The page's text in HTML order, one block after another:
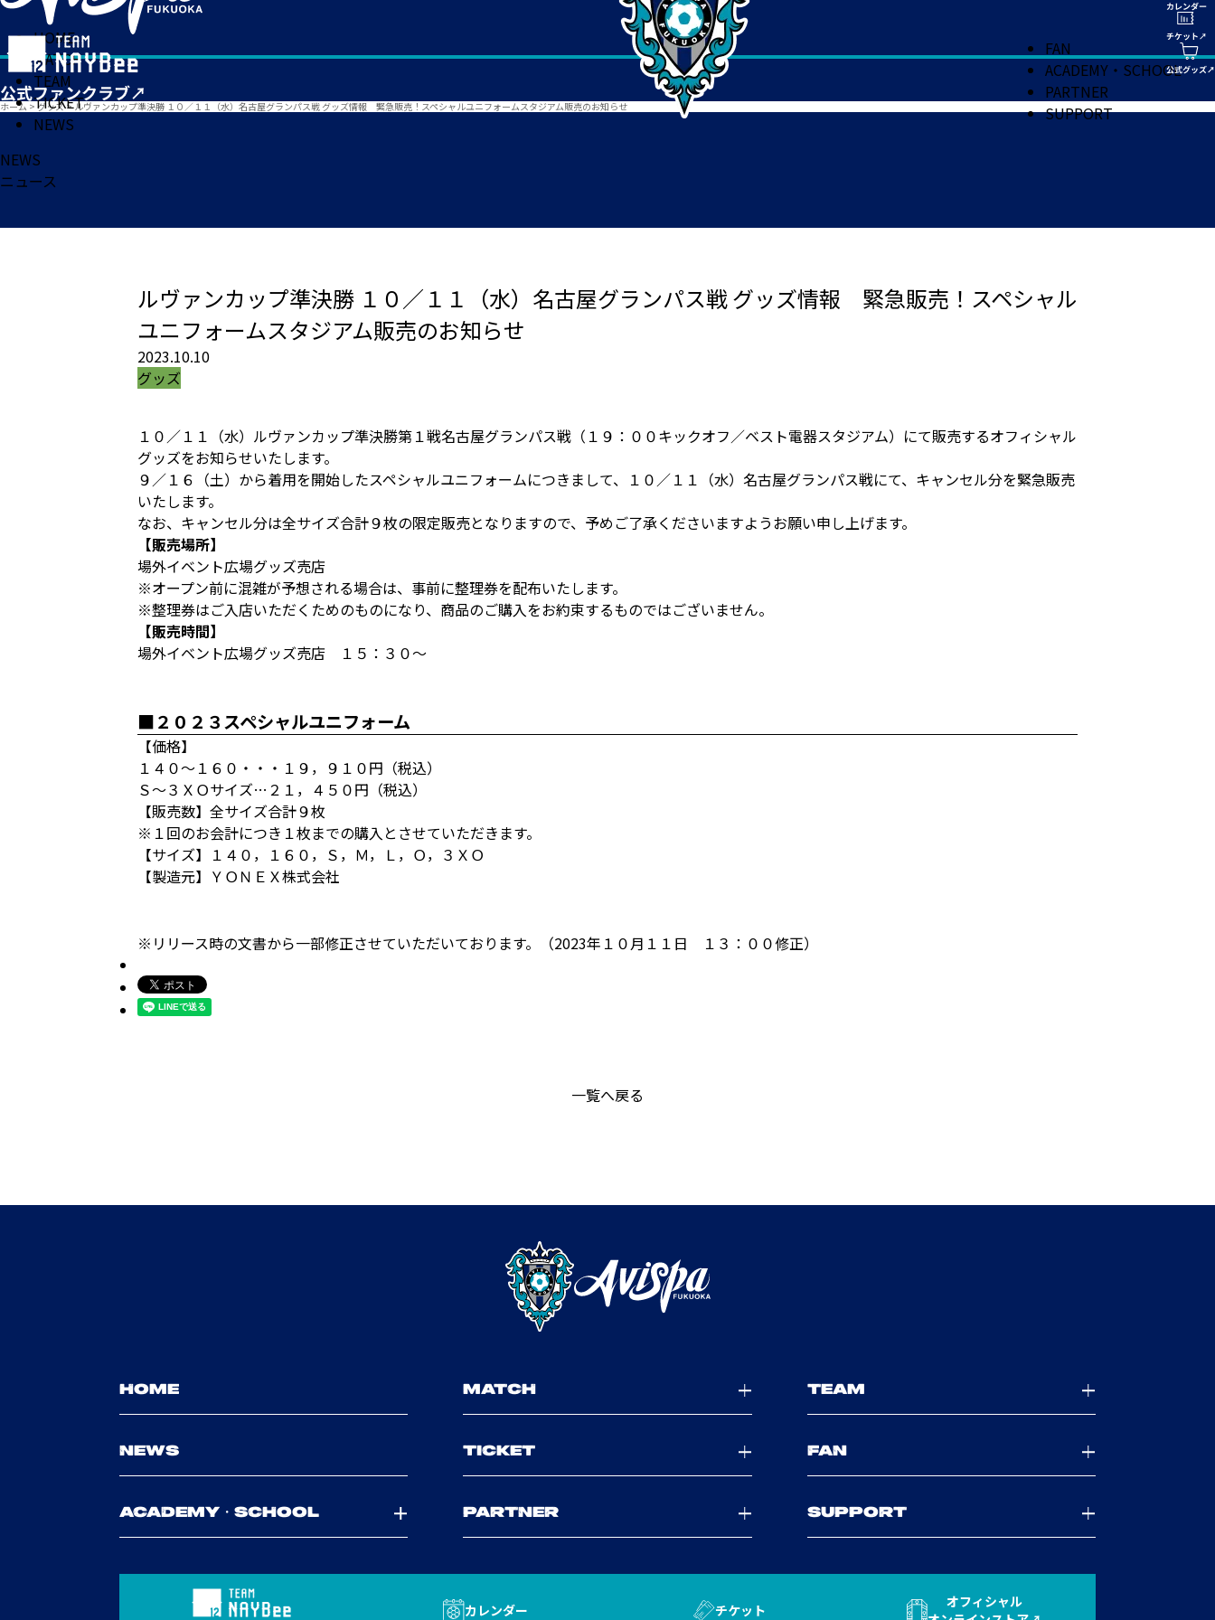
HOME
MATCH
TEAM
TICKET
NEWS
FAN
ACADEMY・SCHOOL
PARTNER
SUPPORT
ホーム > グッズ>ルヴァンカップ準決勝 １０／１１（水）名古屋グランパス戦 グッズ情報 緊急販売！スペシャルユニフォームスタジアム販売のお知らせ
NEWS
ニュース
ルヴァンカップ準決勝 １０／１１（水）名古屋グランパス戦 グッズ情報 緊急販売！スペシャル
ユニフォームスタジアム販売のお知らせ
2023.10.10
グッズ
１０／１１（水）ルヴァンカップ準決勝第１戦名古屋グランパス戦（１９：００キックオフ／ベスト電器スタジアム）にて販売するオフィシャル
グッズをお知らせいたします。
９／１６（土）から着用を開始したスペシャルユニフォームにつきまして、１０／１１（水）名古屋グランパス戦にて、キャンセル分を緊急販売
いたします。
なお、キャンセル分は全サイズ合計９枚の限定販売となりますので、予めご了承くださいますようお願い申し上げます。
【販売場所】
場外イベント広場グッズ売店
※オープン前に混雑が予想される場合は、事前に整理券を配布いたします。
※整理券はご入店いただくためのものになり、商品のご購入をお約束するものではございません。
【販売時間】
場外イベント広場グッズ売店 １５：３０～
■２０２３スペシャルユニフォーム
【価格】
１４０～１６０・・・１９，９１０円（税込）
Ｓ～３ＸＯサイズ…２１，４５０円（税込）
【販売数】 全サイズ合計９枚
※１回のお会計につき１枚までの購入とさせていただきます。
【サイズ】 １４０，１６０，Ｓ，Ｍ，Ｌ，Ｏ，３ＸＯ
【製造元】 ＹＯＮＥＸ株式会社
※リリース時の文書から一部修正させていただいております。（2023年１０月１１日 １３：００修正）
一覧へ戻る
HOME MATCH TEAM
NEWS TICKET FAN
ACADEMY・SCHOOL PARTNER SUPPORT
カレンダー チケット
オフィシャル